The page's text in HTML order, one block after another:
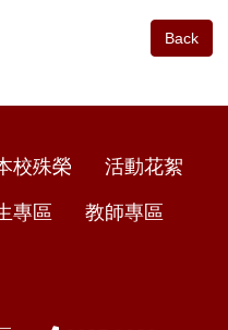
Back
校殊榮 活動花絮
專區 教師專區